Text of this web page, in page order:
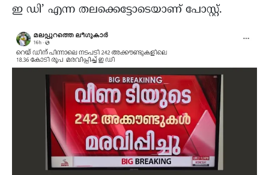
ഇ ഡി’ എന്ന തലക്കെട്ടോടെയാണ് പോസ്റ്റ്.